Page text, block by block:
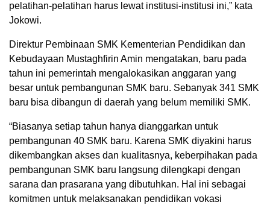
pelatihan-pelatihan harus lewat institusi-institusi ini,” kata
Jokowi.
Direktur Pembinaan SMK Kementerian Pendidikan dan
Kebudayaan Mustaghfirin Amin mengatakan, baru pada
tahun ini pemerintah mengalokasikan anggaran yang
besar untuk pembangunan SMK baru. Sebanyak 341 SMK
baru bisa dibangun di daerah yang belum memiliki SMK.
“Biasanya setiap tahun hanya dianggarkan untuk
pembangunan 40 SMK baru. Karena SMK diyakini harus
dikembangkan akses dan kualitasnya, keberpihakan pada
pembangunan SMK baru langsung dilengkapi dengan
sarana dan prasarana yang dibutuhkan. Hal ini sebagai
komitmen untuk melaksanakan pendidikan vokasi